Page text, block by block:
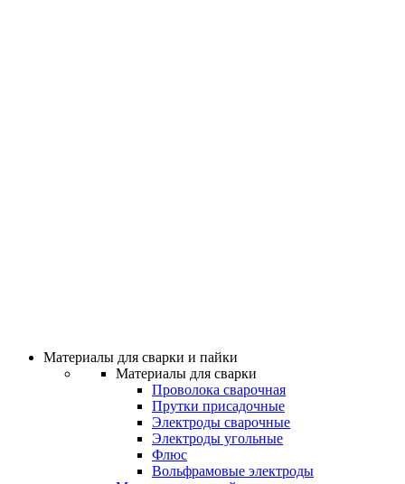
Материалы для сварки и пайки
Материалы для сварки
Проволока сварочная
Прутки присадочные
Электроды сварочные
Электроды угольные
Флюс
Вольфрамовые электроды